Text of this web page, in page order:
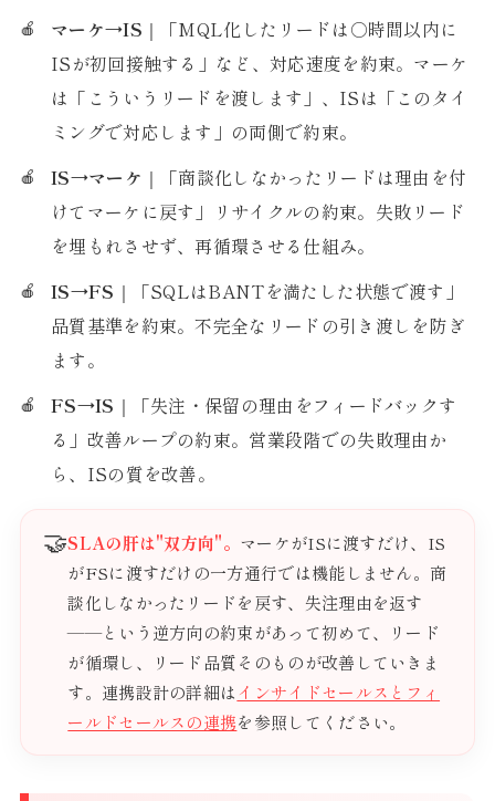
マーケ→IS ｜「MQL化したリードは○時間以内に
ISが初回接触する」など、対応速度を約束。マーケ
は「こういうリードを渡します」、ISは「このタイ
ミングで対応します」の両側で約束。
IS→マーケ ｜「商談化しなかったリードは理由を付
けてマーケに戻す」リサイクルの約束。失敗リード
を埋もれさせず、再循環させる仕組み。
IS→FS ｜「SQLはBANTを満たした状態で渡す」
品質基準を約束。不完全なリードの引き渡しを防ぎ
ます。
FS→IS ｜「失注・保留の理由をフィードバックす
る」改善ループの約束。営業段階での失敗理由か
ら、ISの質を改善。
🤝SLAの肝は"双方向"。 マーケがISに渡すだけ、IS
がFSに渡すだけの一方通行では機能しません。商
談化しなかったリードを戻す、失注理由を返す
——という逆方向の約束があって初めて、リード
が循環し、リード品質そのものが改善していきま
す。連携設計の詳細は インサイドセールスとフィ
ールドセールスの連携を参照してください。